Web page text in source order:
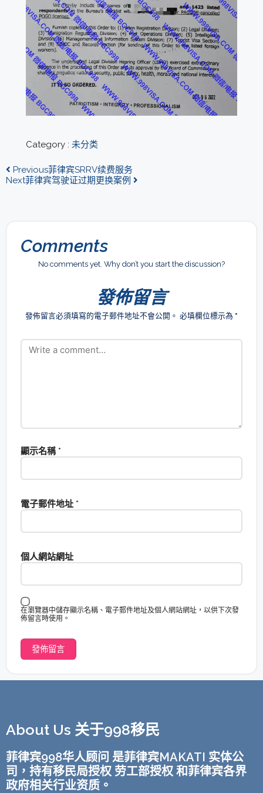
Category : 未分类
Previous菲律宾SRRV续费服务
Next菲律宾驾驶证过期更换案例
Comments
No comments yet. Why don’t you start the discussion?
發佈留言
發佈留言必須填寫的電子郵件地址不會公開。 必填欄位標示為 *
顯示名稱 *
電子郵件地址 *
個人網站網址
在瀏覽器中儲存顯示名稱、電子郵件地址及個人網站網址，以供下次發
佈留言時使用。
About Us 关于998移民
菲律宾998华人顾问 是菲律宾MAKATI 实体公
司，持有移民局授权 劳工部授权 和菲律宾各界
政府相关行业资质。